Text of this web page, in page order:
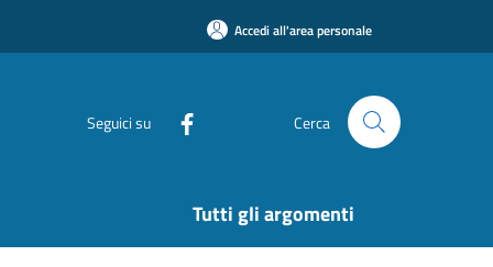
Accedi all'area personale
Seguici su Cerca
Tutti gli argomenti